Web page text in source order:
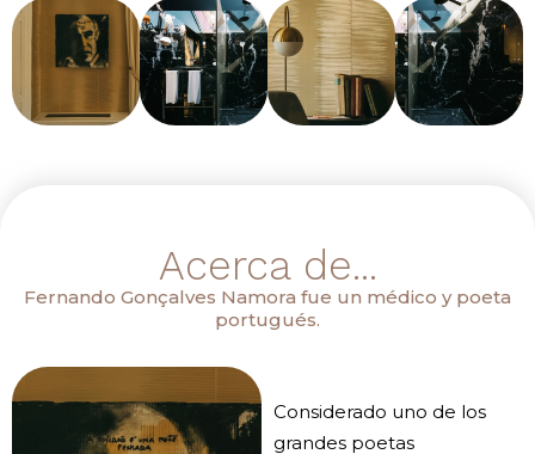
Acerca de...
Fernando Gonçalves Namora fue un médico y poeta
portugués.
Considerado uno de los
grandes poetas